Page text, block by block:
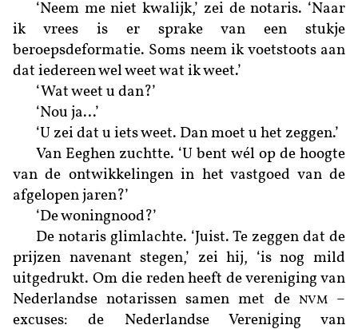
‘Neem me niet kwalijk,’ zei de notaris. ‘Naar
ik vrees is er sprake van een stukje
beroepsdeformatie. Soms neem ik voetstoots aan
dat iedereen wel weet wat ik weet.’
‘Wat weet u dan?’
‘Nou ja…’
‘U zei dat u iets weet. Dan moet u het zeggen.’
Van Eeghen zuchtte. ‘U bent wél op de hoogte
van de ontwikkelingen in het vastgoed van de
afgelopen jaren?’
‘De woningnood?’
De notaris glimlachte. ‘Juist. Te zeggen dat de
prijzen navenant stegen,’ zei hij, ‘is nog mild
uitgedrukt. Om die reden heeft de vereniging van
Nederlandse notarissen samen met de
NVM
–
excuses: de Nederlandse Vereniging van